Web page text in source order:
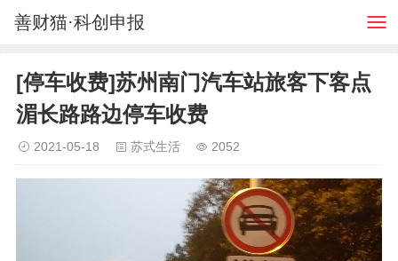
善财猫·科创申报
[停车收费]苏州南门汽车站旅客下客点
湄长路路边停车收费
2021-05-18 苏式生活 2052